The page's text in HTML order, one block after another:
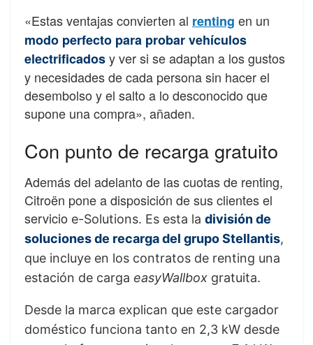
«Estas ventajas convierten al renting en un
modo perfecto para probar vehículos
electrificadosy ver si se adaptan a los gustos
y necesidades de cada persona sin hacer el
desembolso y el salto a lo desconocido que
supone una compra», añaden.
Con punto de recarga gratuito
Además del adelanto de las cuotas de renting,
Citroën pone a disposición de sus clientes el
servicio e-Solutions. Es esta la división de
soluciones de recarga del grupo Stellantis,
que incluye en los contratos de renting una
estación de carga easyWallbox gratuita.
Desde la marca explican que este cargador
doméstico funciona tanto en 2,3 kW desde